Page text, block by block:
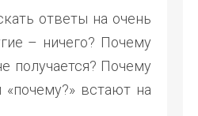
ответы на очень
– ничего? Почему
получается? Почему
встают на